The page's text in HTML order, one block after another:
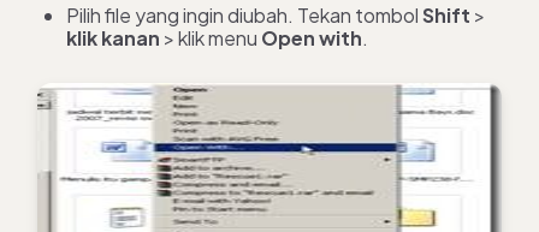
Pilih file yang ingin diubah. Tekan tombolShift >
klik kanan > klik menu Open with.